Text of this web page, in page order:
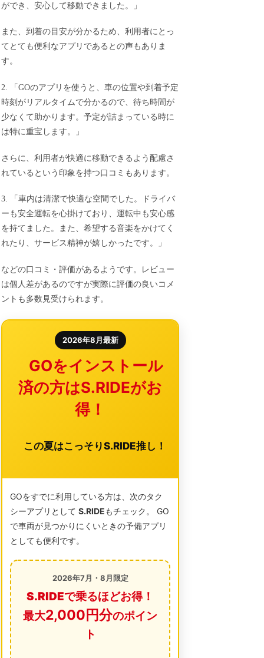
ができ、安心して移動できました。」
また、到着の目安が分かるため、利用者にとっ
てとても便利なアプリであるとの声もありま
す。
2. 「GOのアプリを使うと、車の位置や到着予定
時刻がリアルタイムで分かるので、待ち時間が
少なくて助かります。予定が詰まっている時に
は特に重宝します。」
さらに、利用者が快適に移動できるよう配慮さ
れているという印象を持つ口コミもあります。
3. 「車内は清潔で快適な空間でした。ドライバ
ーも安全運転を心掛けており、運転中も安心感
を持てました。また、希望する音楽をかけてく
れたり、サービス精神が嬉しかったです。」
などの口コミ・評価があるようです。レビュー
は個人差があるのですが実際に評価の良いコメ
ントも多数見受けられます。
2026年8月最新
GOをインストール
済の方はS.RIDEがお
得！
この夏はこっそりS.RIDE推し！
GOをすでに利用している方は、次のタク
シーアプリとしてS.RIDEもチェック。 GO
で車両が見つかりにくいときの予備アプリ
としても便利です。
2026年7月・8月限定
S.RIDEで乗るほどお得！
最大2,000円分のポイン
ト